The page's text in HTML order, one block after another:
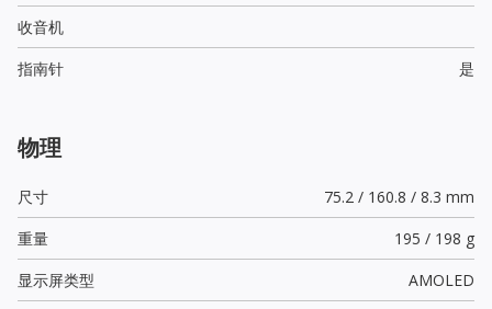
收音机
指南针
是
物理
尺寸
75.2 / 160.8 / 8.3 mm
重量
195 / 198 g
显示屏类型
AMOLED